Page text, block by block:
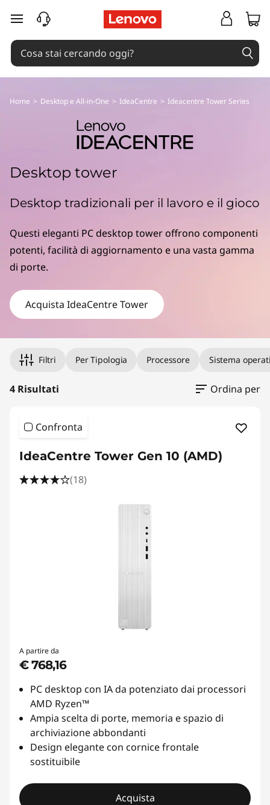
d
e
n
e
T
o
w
passa a contenuto principale
Home > Desktop e All-in-One > IdeaCentre > Ideacentre Tower Series
Desktop tower
Desktop tradizionali per il lavoro e il gioco
Questi eleganti PC desktop tower offrono componenti
potenti, facilità di aggiornamento e una vasta gamma
di porte.
Acquista IdeaCentre Tower
Filtri Per Tipologia Processore Sistema
4 Risultati Ordina per
Confronta
IdeaCentre Tower Gen 10 (AMD)
(18)
A partire da
€ 768,16
PC desktop con IA da potenziato dai processori
AMD Ryzen™
Ampia scelta di porte, memoria e spazio di
archiviazione abbondanti
Design elegante con cornice frontale
sostituibile
Acquista